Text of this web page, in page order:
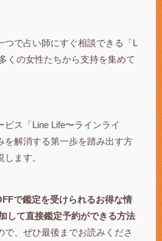
つで占い師にすぐ相談できる「L
くの女性たちから支持を集めて
ス「Line Life〜ラインライ
を解消する第一歩を踏み出す方
ます。
で鑑定を受けられるお得な情
して直接鑑定予約ができる方法
で、ぜひ最後までお読みくださ